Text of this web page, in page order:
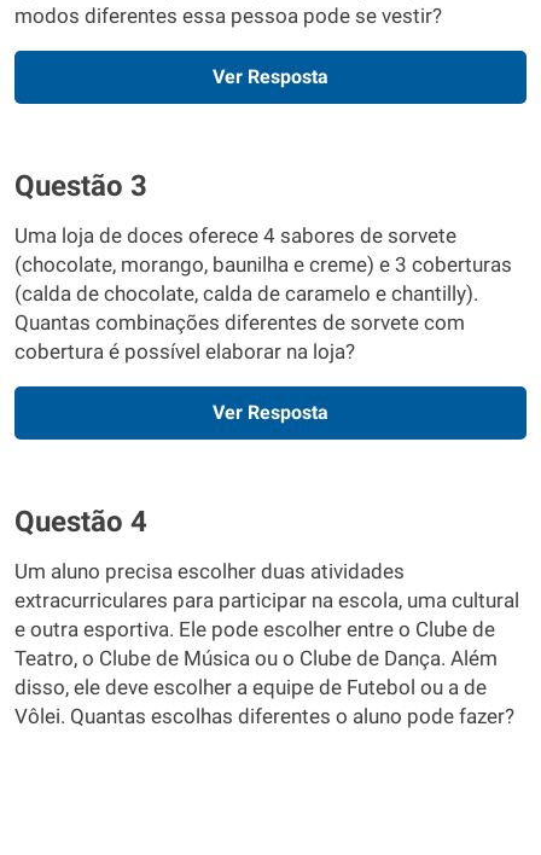
modos diferentes essa pessoa pode se vestir?
Ver Resposta
Questão 3
Uma loja de doces oferece 4 sabores de sorvete
(chocolate, morango, baunilha e creme) e 3 coberturas
(calda de chocolate, calda de caramelo e chantilly).
Quantas combinações diferentes de sorvete com
cobertura é possível elaborar na loja?
Ver Resposta
Questão 4
Um aluno precisa escolher duas atividades
extracurriculares para participar na escola, uma cultural
e outra esportiva. Ele pode escolher entre o Clube de
Teatro, o Clube de Música ou o Clube de Dança. Além
disso, ele deve escolher a equipe de Futebol ou a de
Vôlei. Quantas escolhas diferentes o aluno pode fazer?